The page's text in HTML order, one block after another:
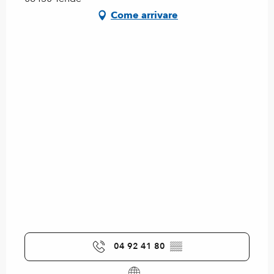
Come arrivare
04 92 41 80 ▒▒